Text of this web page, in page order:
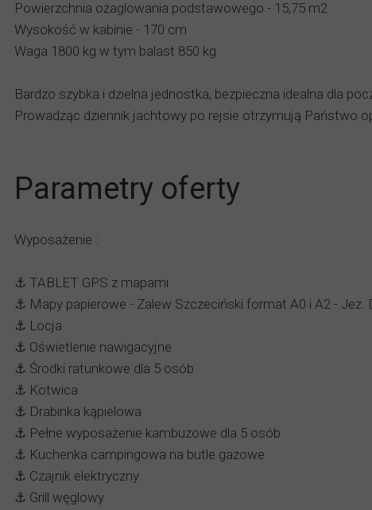
Powierzchnia ożaglowania podstawowego - 15,75 m2
Wysokość w kabinie - 170 cm
Waga 1800 kg w tym balast 850 kg
Bardzo szybka i dzielna jednostka, bezpieczna idealna dla
Prowadząc dziennik jachtowy po rejsie otrzymują Państwo
Parametry oferty
Wyposażenie :
⚓️ TABLET GPS z mapami
⚓️ Mapy papierowe - Zalew Szczeciński format A0 i A2 - Jez.
⚓️ Locja
⚓️ Oświetlenie nawigacyjne
⚓️ Środki ratunkowe dla 5 osób
⚓️ Kotwica
⚓️ Drabinka kąpielowa
⚓️ Pełne wyposażenie kambuzowe dla 5 osób
⚓️ Kuchenka campingowa na butle gazowe
⚓️ Czajnik elektryczny
⚓️ Grill węglowy